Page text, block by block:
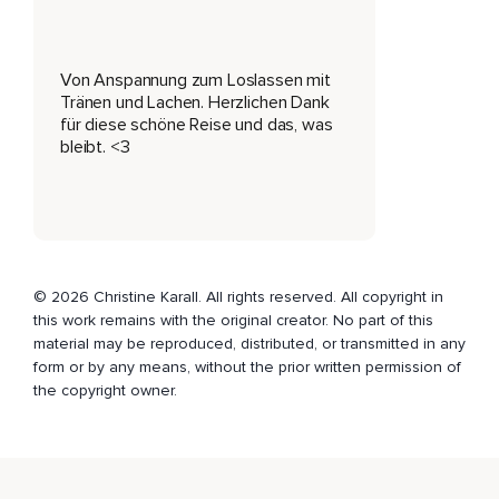
Hast du dir gut zugesprochen und wenn dir jetzt nichts
einfällt,
Von der du dachtest,
Du schaffst es nicht und du hast es geschafft und jetzt
gedanklich genau zu diesem Moment,
Als du es geschafft hast,
Von Anspannung zum Loslassen mit
Tränen und Lachen. Herzlichen Dank
für diese schöne Reise und das, was
bleibt. <3
© 2026 Christine Karall. All rights reserved. All copyright in
this work remains with the original creator. No part of this
material may be reproduced, distributed, or transmitted in any
form or by any means, without the prior written permission of
the copyright owner.